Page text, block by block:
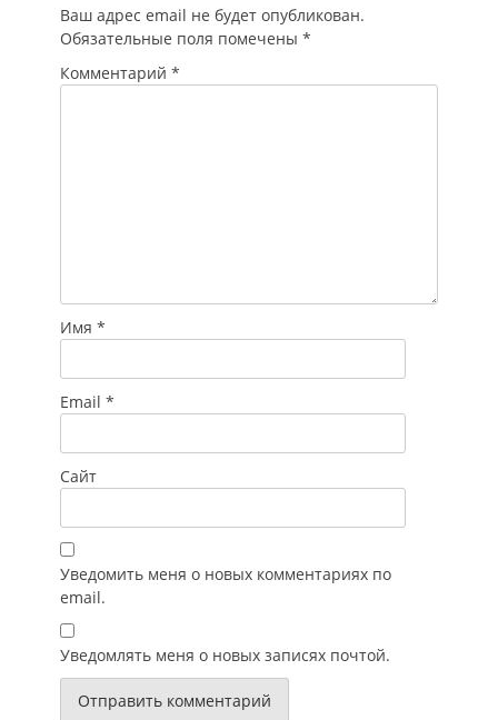
Ваш адрес email не будет опубликован.
Обязательные поля помечены *
Комментарий *
Имя *
Email *
Сайт
Уведомить меня о новых комментариях по
email.
Уведомлять меня о новых записях почтой.